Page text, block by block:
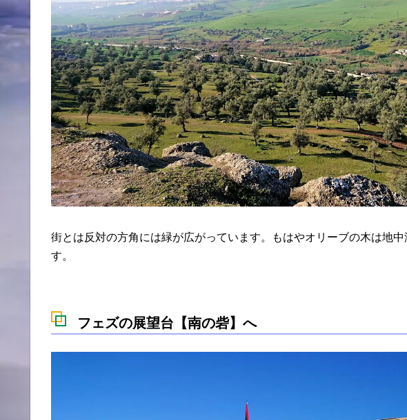
街とは反対の方角には緑が広がっています。もはやオリーブの木は地
す。
フェズの展望台【南の砦】へ